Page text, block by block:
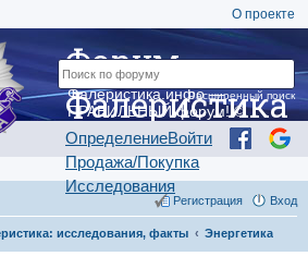
О проекте
Форум
Фалеристика
Фалеристика.инфо —
ПРАВИЛЬНЫЙ форум! ©
Определение
Продажа/Покупка
Исследования
Войти
Расширенный поиск
Вход
Регистрация
исследования, факты Энергетика